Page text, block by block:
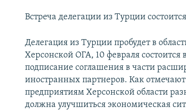
Встреча делегации из Турции
Делегация из Турции пробудет в
Херсонской ОГА, 10 февраля
подписание соглашения в части
иностранных партнеров. Как
предприятиям Херсонской области
должна улучшиться экономическая